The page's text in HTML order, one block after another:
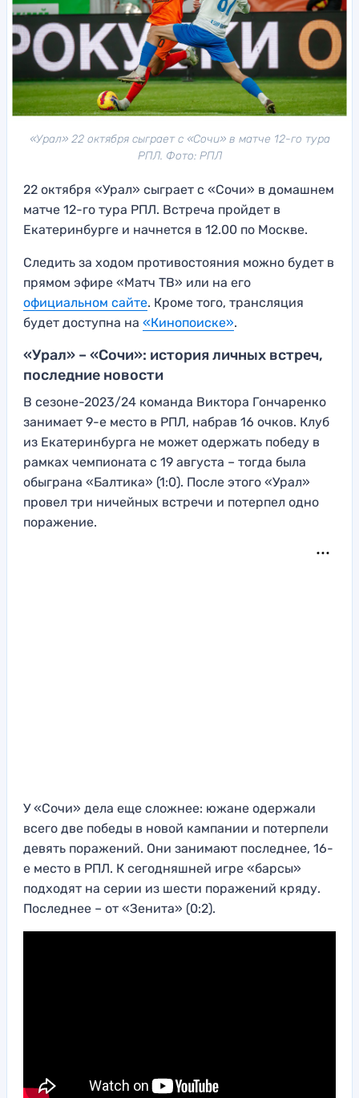
«Урал» 22 октября сыграет с «Сочи» в матче 12-го тура
РПЛ. Фото: РПЛ
22 октября «Урал» сыграет с «Сочи» в домашнем
матче 12-го тура РПЛ. Встреча пройдет в
Екатеринбурге и начнется в 12.00 по Москве.
Следить за ходом противостояния можно будет в
прямом эфире «Матч ТВ» или на его
официальном сайте. Кроме того, трансляция
будет доступна на «Кинопоиске».
«Урал» – «Сочи»: история личных встреч,
последние новости
В сезоне-2023/24 команда Виктора Гончаренко
занимает 9-е место в РПЛ, набрав 16 очков. Клуб
из Екатеринбурга не может одержать победу в
рамках чемпионата с 19 августа – тогда была
обыграна «Балтика» (1:0). После этого «Урал»
провел три ничейных встречи и потерпел одно
поражение.
У «Сочи» дела еще сложнее: южане одержали
всего две победы в новой кампании и потерпели
девять поражений. Они занимают последнее, 16-
е место в РПЛ. К сегодняшней игре «барсы»
подходят на серии из шести поражений кряду.
Последнее – от «Зенита» (0:2).